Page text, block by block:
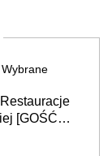
Wybrane
[GOŚĆ